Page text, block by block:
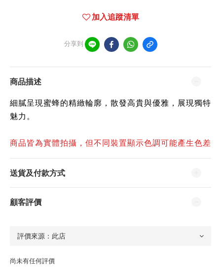
加入追蹤清單
分享到
商品描述
細膩呈現蜜蜂的精緻輪廓，散發高貴與優雅，展現獨特
魅力。
商品皆為實體拍攝，但不同裝置顯示色調可能產生色差
送貨及付款方式
顧客評價
尚未有任何評價